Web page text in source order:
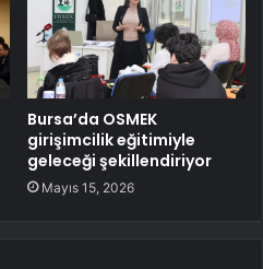
Bursa’da OSMEK
girişimcilik eğitimiyle
geleceği şekillendiriyor
Mayıs 15, 2026